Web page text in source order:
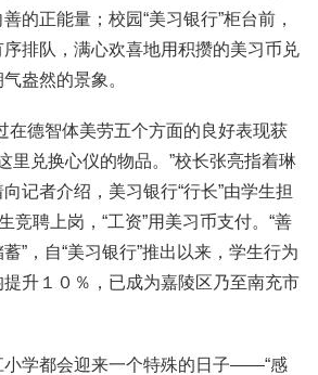
的正能量；校园“美习银行”柜台前，
排队，满心欢喜地用积攒的美习币兑
盎然的景象。
在德智体美劳五个方面的良好表现获
里兑换心仪的物品。”校长张亮指着琳
记者介绍，美习银行“行长”由学生担
竞聘上岗，“工资”用美习币支付。“善
”，自“美习银行”推出以来，学生行为
升１０％，已成为嘉陵区乃至南充市
小学都会迎来一个特殊的日子——“感